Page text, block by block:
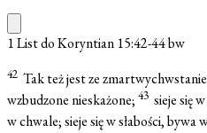
1 List do Koryntian 15:42-44bw
42 Tak też jest ze
wzbudzone nieskażone; 43 sieje się
w chwale; sieje się w słabości, bywa